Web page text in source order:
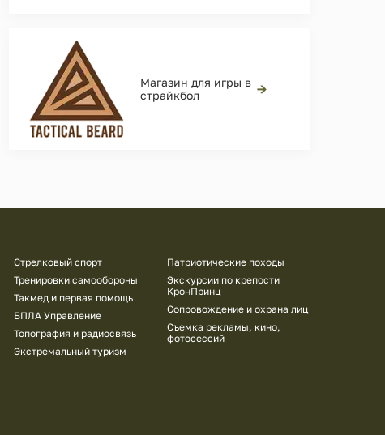
Магазин для игры в
страйкбол
→
Стрелковый спорт
Тренировки самообороны
Такмед и первая помощь
БПЛА Управление
Топография и радиосвязь
Экстремальный туризм
Патриотические походы
Экскурсии по крепости
КронПринц
Сопровождение и охрана лиц
Съемка рекламы, кино,
фотосессий